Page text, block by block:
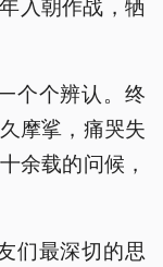
个个辨认。终
摩挲，痛哭失
余载的问候，
们最深切的思